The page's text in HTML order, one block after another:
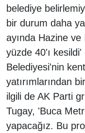
belediye
bir durum daha
ayında Hazine ve
yüzde 40'ı
Belediyesi'nin
yatırımlarından
ilgili de AK Parti
Tugay, 'Buca
yapacağız. Bu